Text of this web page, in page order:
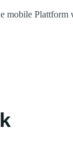
mobile Plattform